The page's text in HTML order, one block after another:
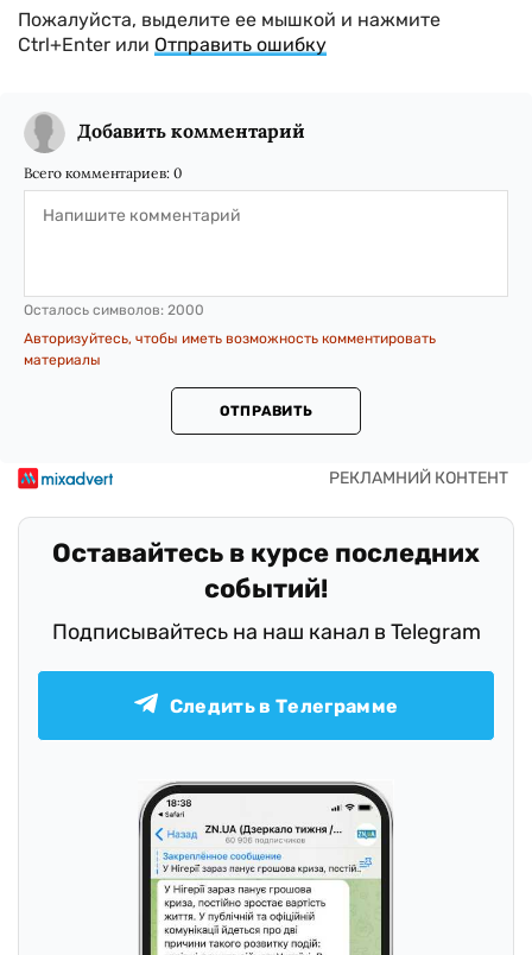
Пожалуйста, выделите ее мышкой и нажмите
Ctrl+Enter или Отправить ошибку
Добавить комментарий
Всего комментариев: 0
Осталось символов: 2000
Авторизуйтесь, чтобы иметь возможность комментировать
материалы
ОТПРАВИТЬ
Оставайтесь в курсе последних
событий!
Подписывайтесь на наш канал в Telegram
Следить в Телеграмме